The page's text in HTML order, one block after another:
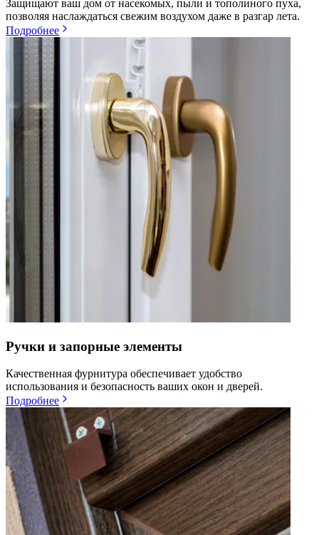
Защищают ваш дом от насекомых, пыли и тополиного пуха,
позволяя наслаждаться свежим воздухом даже в разгар лета.
Подробнее
Ручки и запорные элементы
Качественная фурнитура обеспечивает удобство
использования и безопасность ваших окон и дверей.
Подробнее